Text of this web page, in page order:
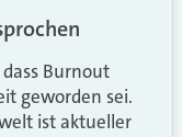
Burnout
geworden sei.
ist aktueller